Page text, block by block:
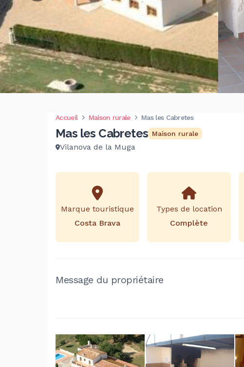
Accueil Maison rurale Mas les Cabretes
Mas les Cabretes Maison rurale
Vilanova de la Muga
Marque touristique
Costa Brava
Types de location
Complète
Message du propriétaire